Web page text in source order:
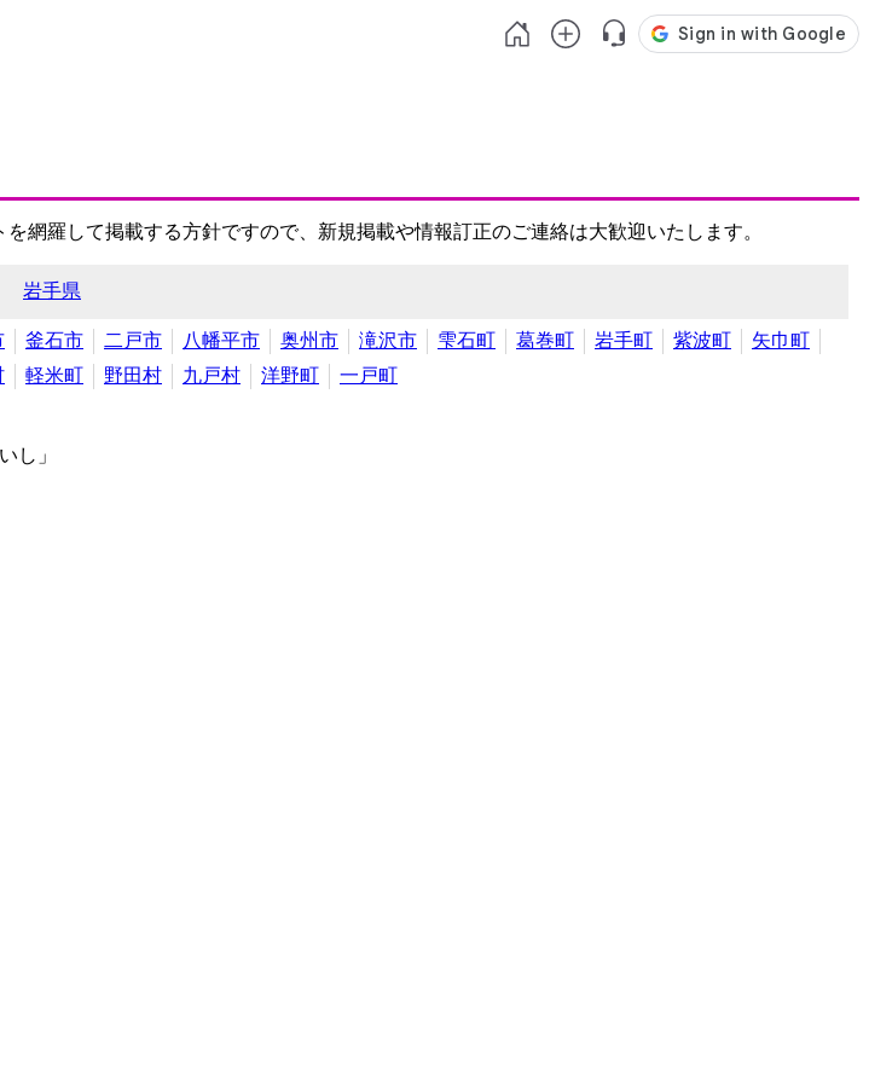
網羅して掲載する方針ですので、新規掲載や情報訂正のご連絡は大歓迎いたします。
岩手県
釜石市 二戸市 八幡平市 奥州市 滝沢市 雫石町 葛巻町 岩手町 紫波町
矢巾町
軽米町 野田村 九戸村 洋野町 一戸町
し」